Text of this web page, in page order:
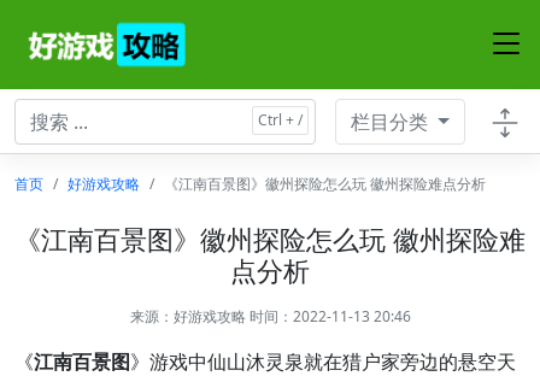
栏目分类
首页 好游戏攻略 《江南百景图》徽州探险怎么玩 徽州探险难点分析
《江南百景图》徽州探险怎么玩 徽州探险难
点分析
来源： 好游戏攻略时间：2022-11-13 20:46
《江南百景图》游戏中仙山沐灵泉就在猎户家旁边的悬空天